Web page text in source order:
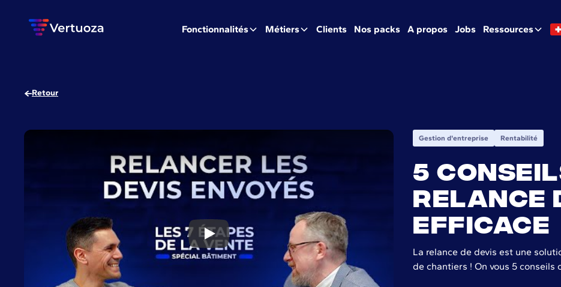
Fonctionnalités Métiers Clients Nos packs A propos Jobs Ressources
Retour
5 conseils pour une relance de devis super efficace
Gestion d'entreprise Rentabilité
5
relance
efficace
La relance de devis est une
de chantiers ! On vous 5 conseils